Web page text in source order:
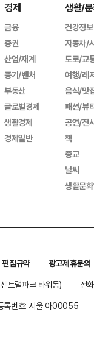
경제
금융
증권
산업/재계
중기/벤처
부동산
글로벌경제
생활경제
경제일반
생활/
건강정보
자동차/
도로/교
여행/레
음식/맛
패션/뷰
공연/전
책
종교
날씨
생활문
편집규약
광고제휴문의
트럴파크 타워동)
전
록번호: 서울 아00055